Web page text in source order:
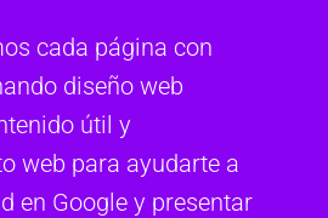
cada página con
diseño web
útil y
web para ayudarte a
en Google y presentar